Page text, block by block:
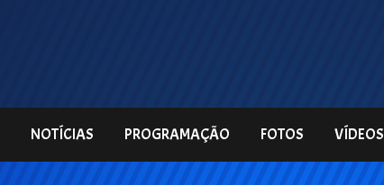
NOTÍCIAS PROGRAMAÇÃO FOTOS VÍDEOS